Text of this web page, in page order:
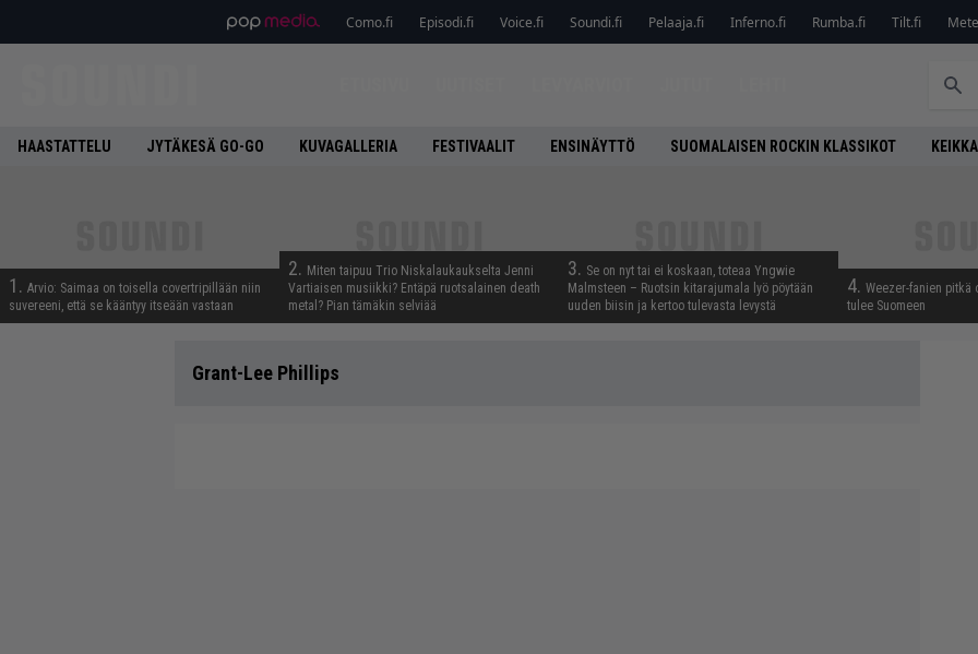
Como.fi Episodi.fi Voice.fi Soundi.fi Pelaaja.fi Inferno.fi Rumba.fi Tilt.fi
HAASTATTELU JYTÄKESÄ GO-GO KUVAGALLERIA FESTIVAALIT ENSINÄYTTÖ SUOMALAISEN ROCKIN KLASSIKOT KEIKKA
1. Arvio: Saimaa on toisella covertripillään niin
suvereeni, että se kääntyy itseään vastaan
2. Miten taipuu Trio Niskalaukaukselta Jenni
Vartiaisen musiikki? Entäpä ruotsalainen death
metal? Pian tämäkin selviää
3. Se on nyt tai ei koskaan, toteaa Yngwie
Malmsteen – Ruotsin kitarajumala lyö pöytään
uuden biisin ja kertoo tulevasta levystä
4. Weezer-fanien pitkä
tulee Suomeen
Grant-Lee Phillips